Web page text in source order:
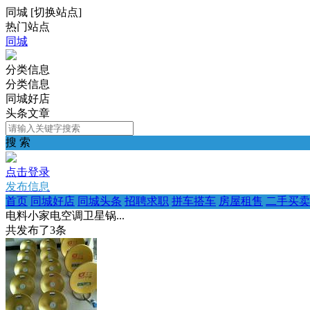
同城 [切换站点]
热门站点
同城
分类信息
分类信息
同城好店
头条文章
搜 索
点击登录
发布信息
首页 同城好店 同城头条 招聘求职 拼车搭车 房屋租售 二手买卖
电料小家电空调卫星锅...
共发布了3条